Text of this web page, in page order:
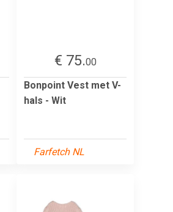
€ 75.00
Bonpoint Vest met V-
hals - Wit
Farfetch NL